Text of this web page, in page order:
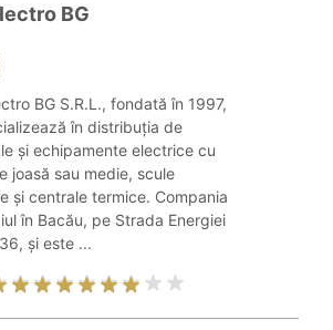
BG
BG S.R.L., fondată în 1997,
în distribuția de
și echipamente electrice cu
joasă sau medie, scule
și centrale termice. Compania
în Bacău, pe Strada Energiei
și este ...